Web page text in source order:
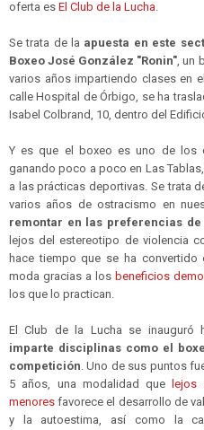
oferta es El Club de la Lucha.
Se trata de la apuesta en este
Boxeo José González "Ronin", un
varios años impartiendo clases en
calle Hospital de Órbigo, se ha
Isabel Colbrand, 10, dentro del
Y es que el boxeo es uno de los
ganando poco a poco en Las
a las prácticas deportivas. Se trata
varios años de ostracismo en
remontar en las preferencias
lejos del estereotipo de violencia
hace tiempo que se ha
moda gracias a los beneficios
los que lo practican.
El Club de la Lucha se inauguró
imparte disciplinas como el
competición. Uno de sus puntos
5 años, una modalidad que
lejos
menores favorece el desarrollo de
y la autoestima, así como la